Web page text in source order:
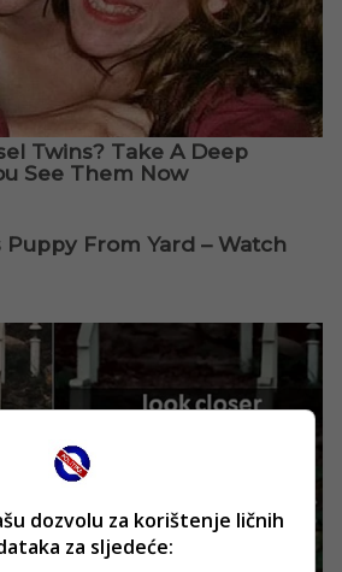
dozvolu za korištenje ličnih
za sljedeće: